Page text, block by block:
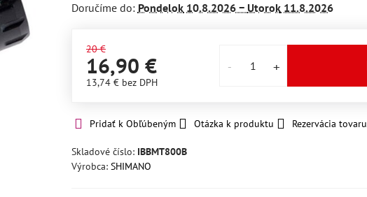
Doručíme do: Pondelok10.8.2026 − Utorok11.8.2026
20 €
16,90 €
13,74 € bez DPH
Pridať k Obľúbeným Otázka k produktu Rezervácia tovaru
Skladové číslo: IBBMT800B
Výrobca: SHIMANO